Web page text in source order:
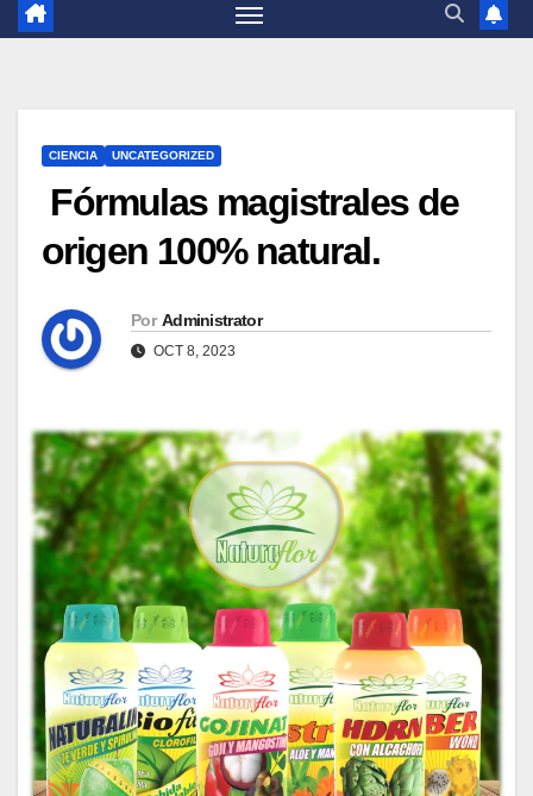
CIENCIA UNCATEGORIZED
Fórmulas magistrales de
origen 100% natural.
Por Administrator
OCT 8, 2023